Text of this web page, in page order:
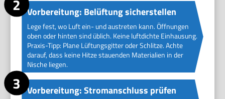
Vorbereitung: Belüftung sicherstellen
Lege fest, wo Luft ein- und austreten kann. Öffnungen
oben oder hinten sind üblich. Keine luftdichte Einhausung.
Praxis-Tipp: Plane Lüftungsgitter oder Schlitze. Achte
darauf, dass keine Hitze stauenden Materialien in der
Nische liegen.
Vorbereitung: Stromanschluss prüfen